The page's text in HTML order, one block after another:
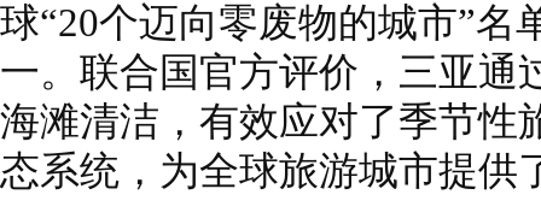
球“20个迈向零废物的城市”名
一。联合国官方评价，三亚通
海滩清洁，有效应对了季节性
态系统，为全球旅游城市提供